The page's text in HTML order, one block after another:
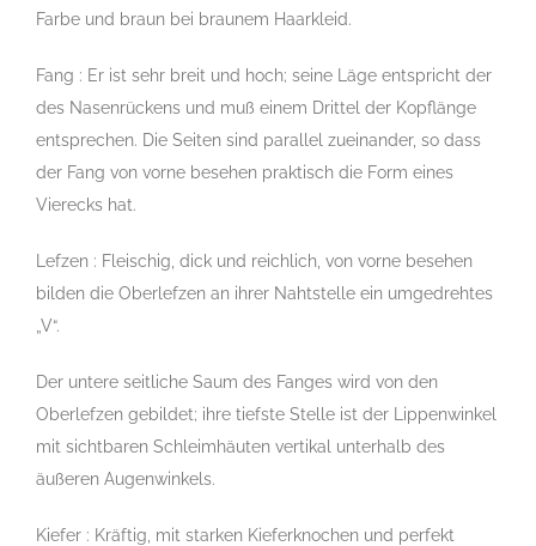
Farbe und braun bei braunem Haarkleid.
Fang : Er ist sehr breit und hoch; seine Läge entspricht der
des Nasenrückens und muß einem Drittel der Kopflänge
entsprechen. Die Seiten sind parallel zueinander, so dass
der Fang von vorne besehen praktisch die Form eines
Vierecks hat.
Lefzen : Fleischig, dick und reichlich, von vorne besehen
bilden die Oberlefzen an ihrer Nahtstelle ein umgedrehtes
„V“.
Der untere seitliche Saum des Fanges wird von den
Oberlefzen gebildet; ihre tiefste Stelle ist der Lippenwinkel
mit sichtbaren Schleimhäuten vertikal unterhalb des
äußeren Augenwinkels.
Kiefer : Kräftig, mit starken Kieferknochen und perfekt